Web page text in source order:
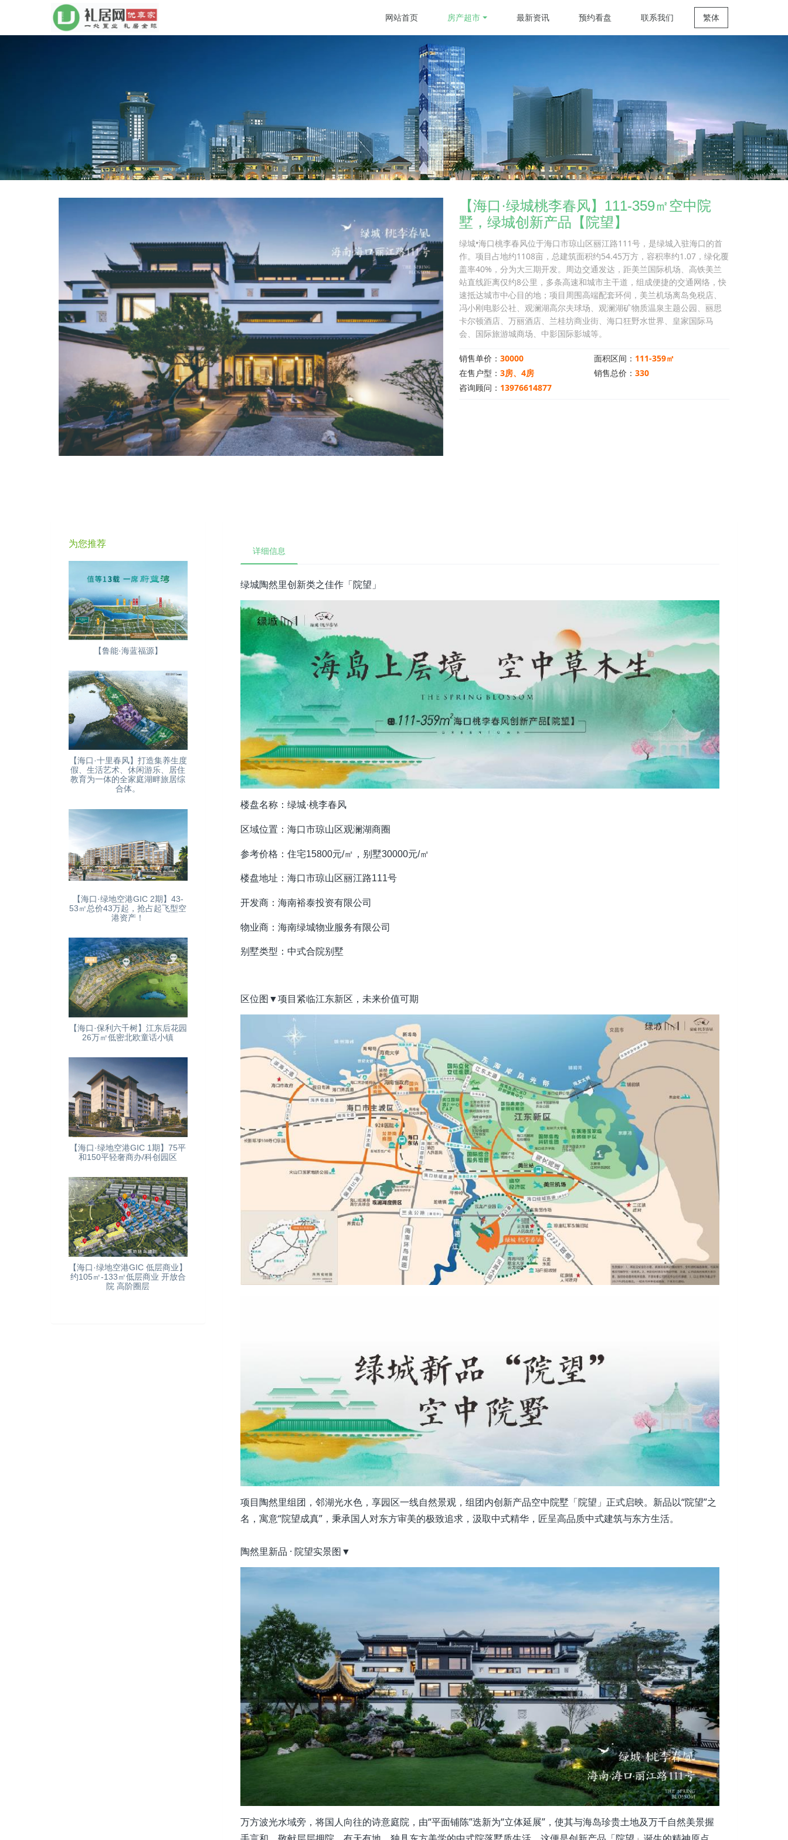
网站首页 房产超市 最新资讯 预约看盘 联系我们 繁体
【海口·绿城桃李春风】111-359㎡空中院
墅，绿城创新产品【院望】
绿城•海口桃李春风位于海口市琼山区丽江路111号，是绿城入驻海口的首
作。项目占地约1108亩，总建筑面积约54.45万方，容积率约1.07，绿化覆
盖率40%，分为大三期开发。周边交通发达，距美兰国际机场、高铁美兰
站直线距离仅约8公里，多条高速和城市主干道，组成便捷的交通网络，快
速抵达城市中心目的地；项目周围高端配套环伺，美兰机场离岛免税店、
冯小刚电影公社、观澜湖高尔夫球场、观澜湖矿物质温泉主题公园、丽思
卡尔顿酒店、万丽酒店、兰桂坊商业街、海口狂野水世界、皇家国际马
会、国际旅游城商场、中影国际影城等。
销售单价： 30000 面积区间： 111-359㎡
在售户型： 3房、4房 销售总价：330
咨询顾问： 13976614877
详细信息
绿城陶然里创新类之佳作「院望」
楼盘名称： 绿城·桃李春风
区域位置：海口市琼山区观澜湖商圈
参考价格： 住宅15800元/㎡，别墅30000元/㎡
楼盘地址： 海口市琼山区丽江路111号
开发商： 海南裕泰投资有限公司
物业商：海南绿城物业服务有限公司
别墅类型：中式合院别墅
区位图▼项目紧临江东新区，未来价值可期
项目陶然里组团，邻湖光水色，享园区一线自然景观，组团内创新产品空中院墅「院望」正式启映。新品以“院望”之
名，寓意“院望成真”，秉承国人对东方审美的极致追求，汲取中式精华，匠呈高品质中式建筑与东方生活。
陶然里新品 · 院望实景图▼
万方波光水域旁，将国人向往的诗意庭院，由“平面铺陈”迭新为“立体延展”，使其与海岛珍贵土地及万千自然美景握
为您推荐
【鲁能·海蓝福源】
【海口·十里春风】打造集养生度
假、生活艺术、休闲游乐、居住
教育为一体的全家庭湖畔旅居综
合体。
【海口·绿地空港GIC 2期】43-
53㎡总价43万起，抢占起飞型空
港资产！
【海口·保利六千树】江东后花园
26万㎡低密北欧童话小镇
【海口·绿地空港GIC 1期】75平
和150平轻奢商办/科创园区
【海口·绿地空港GIC 低层商业】
约105㎡-133㎡低层商业 开放合
院 高阶圈层